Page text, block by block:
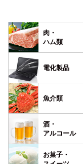
肉・
ハム類
電化製品
魚介類
酒・
アルコール
お菓子・